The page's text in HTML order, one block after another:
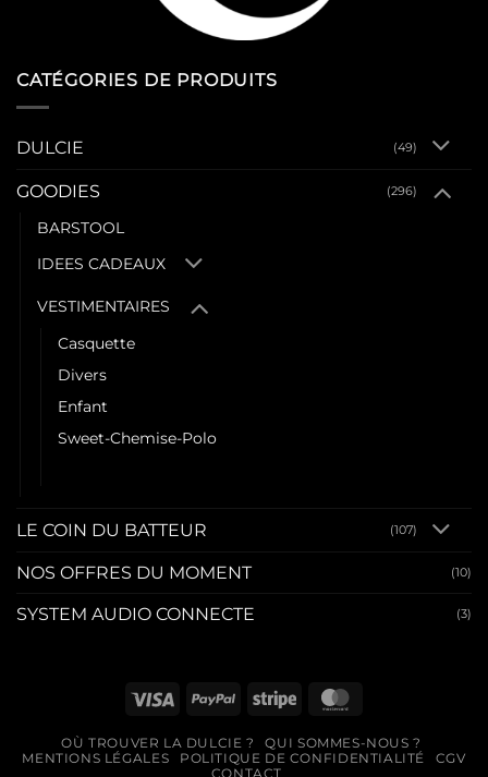
CATÉGORIES DE PRODUITS
DULCIE (49)
GOODIES (296)
BARSTOOL
IDEES CADEAUX
VESTIMENTAIRES
Casquette
Divers
Enfant
Sweet-Chemise-Polo
LE COIN DU BATTEUR (107)
NOS OFFRES DU MOMENT (10)
SYSTEM AUDIO CONNECTE (3)
Visa PayPal Stripe
OÙ TROUVER LA DULCIE ?
QUI SOMMES-NOUS ?
MENTIONS LÉGALES
POLITIQUE DE CONFIDENTIALITÉ
CGV
CONTACT